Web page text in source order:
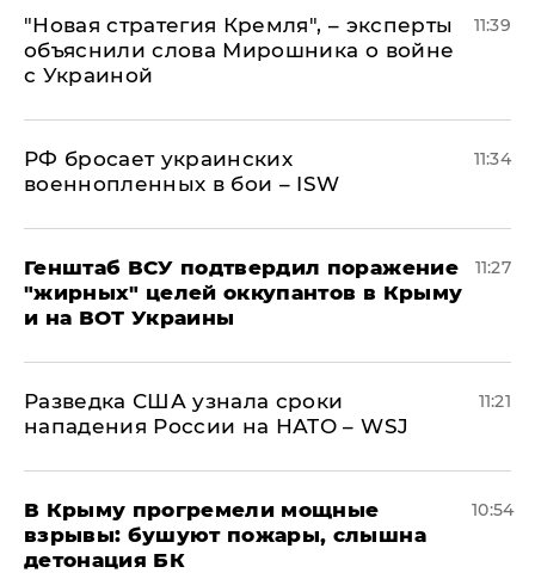
"Новая стратегия Кремля", – эксперты
объяснили слова Мирошника о войне
с Украиной
11:39
РФ бросает украинских
военнопленных в бои – ISW
11:34
Генштаб ВСУ подтвердил поражение
"жирных" целей оккупантов в Крыму
и на ВОТ Украины
11:27
Разведка США узнала сроки
нападения России на НАТО – WSJ
11:21
В Крыму прогремели мощные
взрывы: бушуют пожары, слышна
детонация БК
10:54